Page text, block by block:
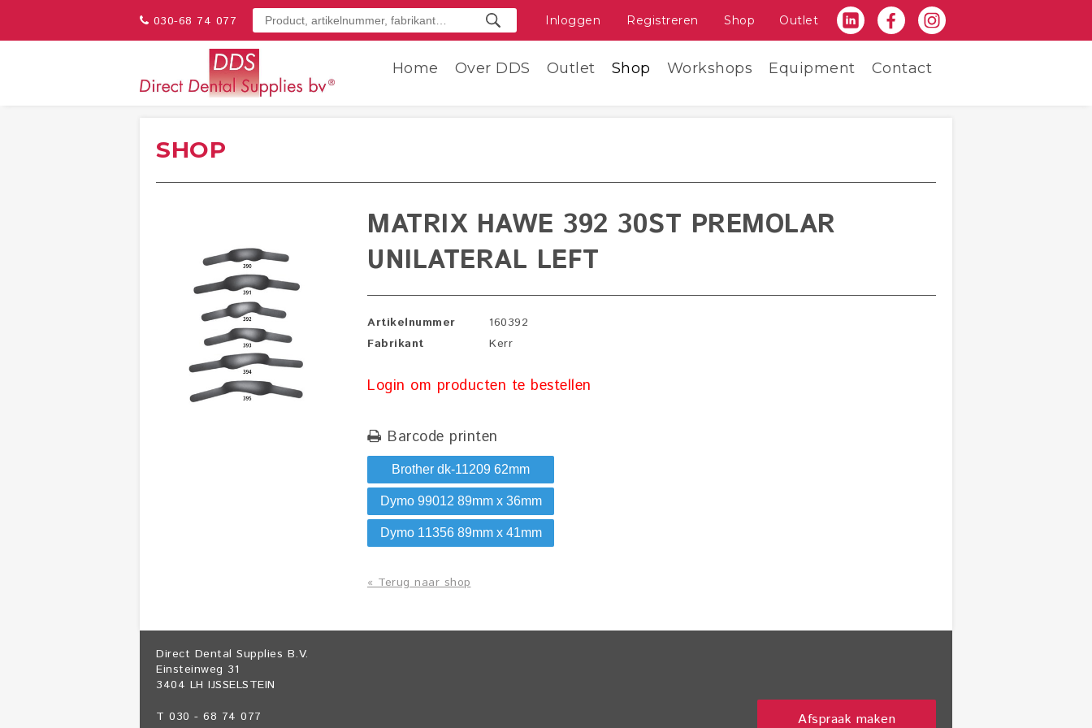
030-68 74 077 Inloggen Registreren Shop Outlet
Home Over DDS Outlet Shop Workshops Equipment Contact
SHOP
MATRIX HAWE 392 30ST PREMOLAR
UNILATERAL LEFT
Artikelnummer
160392
Fabrikant
Kerr
Login om producten te bestellen
Barcode printen
Brother dk-11209 62mm
Dymo 99012 89mm x 36mm
Dymo 11356 89mm x 41mm
« Terug naar shop
Direct Dental Supplies B.V.
Einsteinweg 31
3404 LH IJSSELSTEIN
T 030 - 68 74 077
Afspraak maken